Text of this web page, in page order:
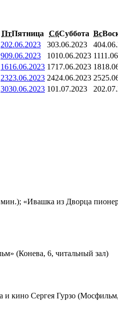
ПтПятница СбСуббота Вс
202.06.2023 303.06.2023 4
909.06.2023 1010.06.2023 11
1616.06.2023 1717.06.2023 18
2323.06.2023 2424.06.2023 25
3030.06.2023 101.07.2023 2
«Ивашка из Дворца
(Конева, 6, читальный зал)
и кино Сергея Гурзо